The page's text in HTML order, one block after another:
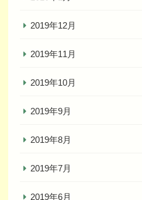
2019年12月
2019年11月
2019年10月
2019年9月
2019年8月
2019年7月
2019年6月